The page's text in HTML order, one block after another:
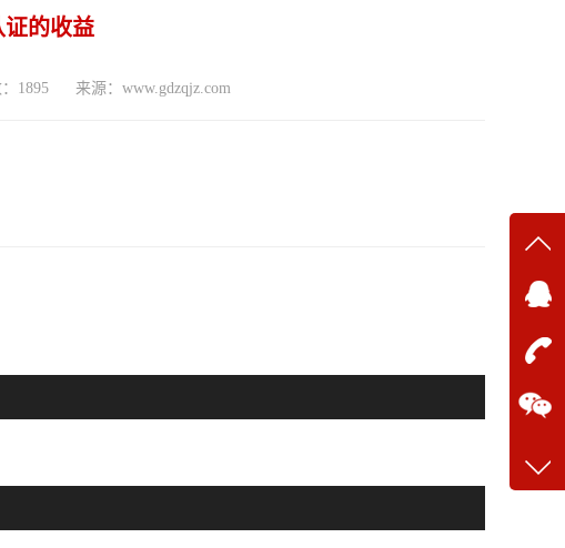
证的收益
1895 来源：www.gdzqjz.com
在线
在
咨询
客服